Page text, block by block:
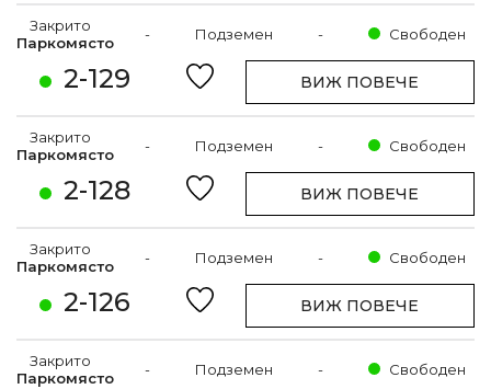
2-129
Закрито
Паркомясто
- Подземен - Свободен
ВИЖ ПОВЕЧЕ
2-128
Закрито
Паркомясто
- Подземен - Свободен
ВИЖ ПОВЕЧЕ
2-126
Закрито
Паркомясто
- Подземен - Свободен
ВИЖ ПОВЕЧЕ
Закрито
Паркомясто
- Подземен - Свободен